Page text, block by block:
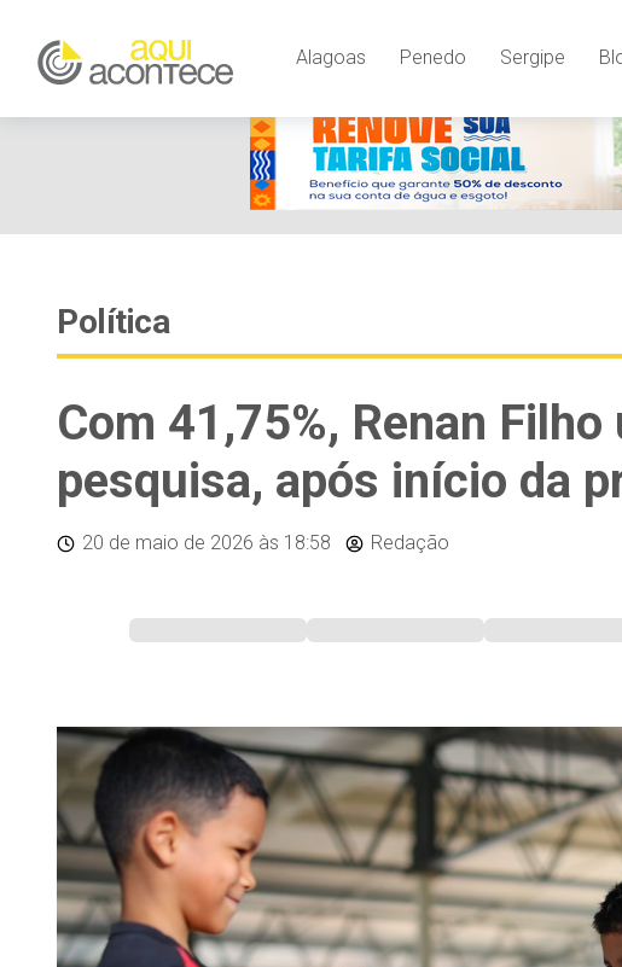
Alagoas Penedo Sergipe
Política
Com 41,75%, Renan
pesquisa, após início da
20 de maio de 2026 às 18:58 Redação